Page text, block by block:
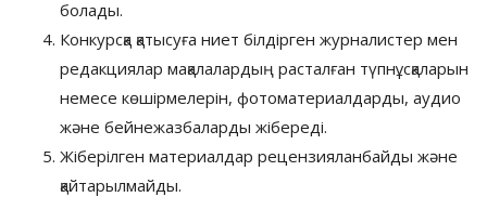
болады.
Конкурсқа қатысуға ниет білдірген журналистер мен
редакциялар мақалалардың расталған түпнұсқаларын
немесе көшірмелерін, фотоматериалдарды, аудио
және бейнежазбаларды жібереді.
Жіберілген материалдар рецензияланбайды және
қайтарылмайды.